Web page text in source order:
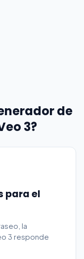
de
3?
para el
la
3 responde